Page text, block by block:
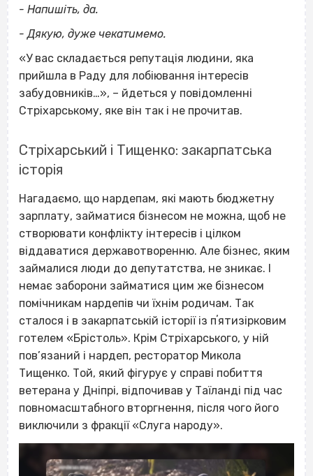
- Напишіть, да.
- Дякую, дуже чекатимемо.
«У вас складається репутація людини, яка
прийшла в Раду для лобіювання інтересів
забудовників…», – йдеться у повідомленні
Стріхарському, яке він так і не прочитав.
Стріхарський і Тищенко: закарпатська
історія
Нагадаємо, що нардепам, які мають бюджетну
зарплату, займатися бізнесом не можна, щоб не
створювати конфлікту інтересів і цілком
віддаватися державотворенню. Але бізнес, яким
займалися люди до депутатства, не зникає. І
немає заборони займатися цим же бізнесом
помічникам нардепів чи їхнім родичам. Так
сталося і в закарпатській історії із пʼятизірковим
готелем «Брістоль». Крім Стріхарського, у ній
пов’язаний і нардеп, ресторатор Микола
Тищенко. Той, який фігурує у справі побиття
ветерана у Дніпрі, відпочивав у Таїланді під час
повномасштабного вторгнення, після чого його
виключили з фракції «Слуга народу».